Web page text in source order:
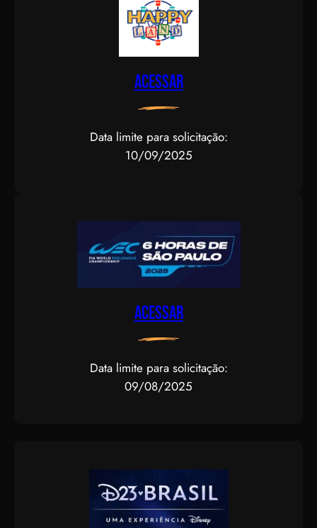
Acessar
Data limite para solicitação:
10/09/2025
Acessar
Data limite para solicitação:
09/08/2025